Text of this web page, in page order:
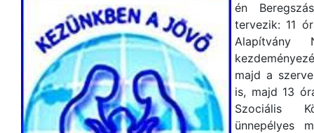
én
tervezik: 11
Alapítvány
majd a
is, majd 13
Szociális
ünnepélyes